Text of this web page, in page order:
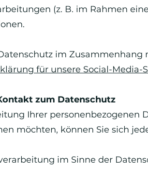
(z. B. im Rahmen
im
für unsere Social-Media-
zum Datenschutz
Ihrer personenbezogenen
möchten, können Sie sich
im Sinne der